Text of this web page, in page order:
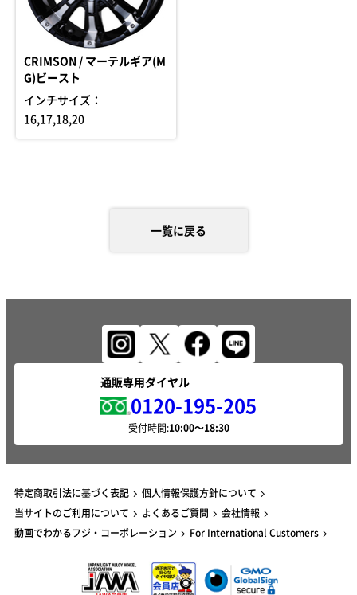
CRIMSON / マーテルギア(M
G)ビースト
インチサイズ：
16,17,18,20
一覧に戻る
通販専用ダイヤル
0120-195-205
受付時間:
特定商取引法に基づく表記
個人情報保護方針について
当サイトのご利用について
よくあるご質問
会社情報
動画でわかるフジ・コーポレーション
For International Customers